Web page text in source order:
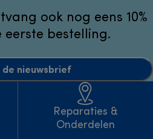
ook nog eens 10%
eerste bestelling.
de nieuwsbrief
Reparaties &
Onderdelen